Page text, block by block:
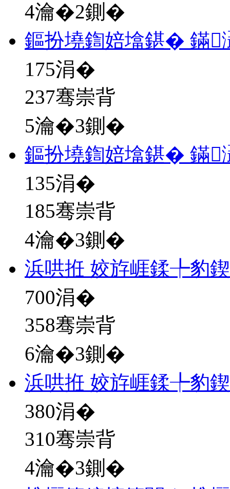
4瀹�2鍘�
鏂扮墝鍧婄墖鍖� 鏋
175涓�
237骞崇背
5瀹�3鍘�
鏂扮墝鍧婄墖鍖� 鏋
135涓�
185骞崇背
4瀹�3鍘�
浜哄拰 姣斿崕鍒╄豹
700涓�
358骞崇背
6瀹�3鍘�
浜哄拰 姣斿崕鍒╄豹
380涓�
310骞崇背
4瀹�3鍘�